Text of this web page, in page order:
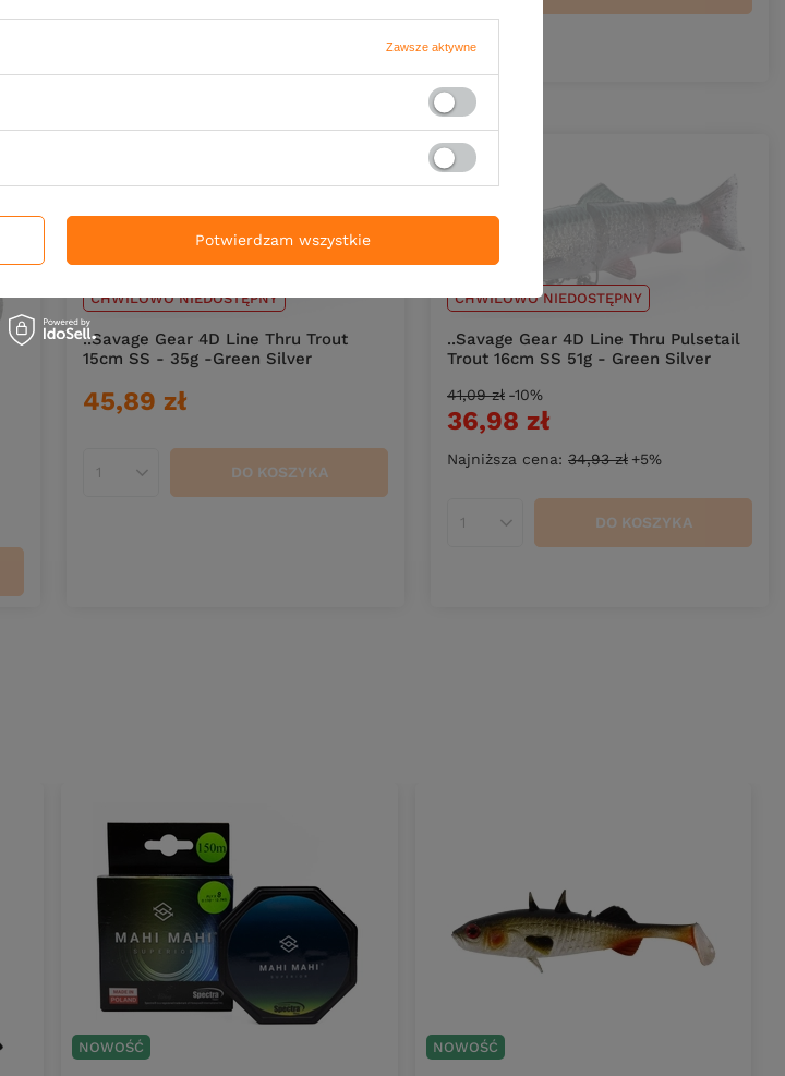
CHWILOWO NIEDOSTĘPNY
..Savage Gear 4D Line Thru Trout
15cm SS - 35g -Green Silver
45,89 zł
Ilość produktów DO KOSZYKA
CHWILOWO NIEDOSTĘPNY
..Savage Gear 4D Line Thru Pulsetail
Trout 16cm SS 51g - Green Silver
36,98 zł
Najniższa cena: 34,93 zł +5%
41,09 zł -10%
Ilość produktów DO KOSZYKA
NOWOŚĆ NOWOŚĆ
Zawsze aktywne
Potwierdzam wszystkie